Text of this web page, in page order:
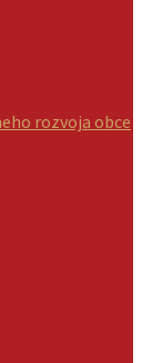
rozvoja obce